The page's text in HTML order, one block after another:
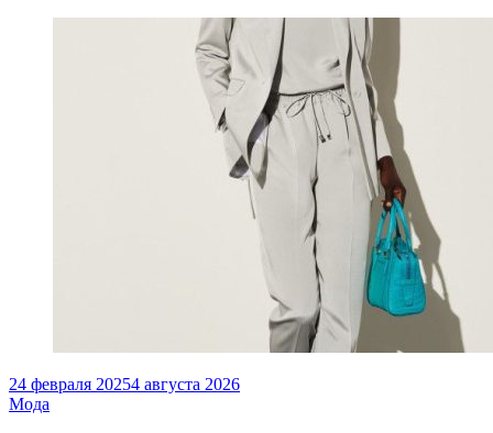
24 февраля 20254 августа 2026
Мода